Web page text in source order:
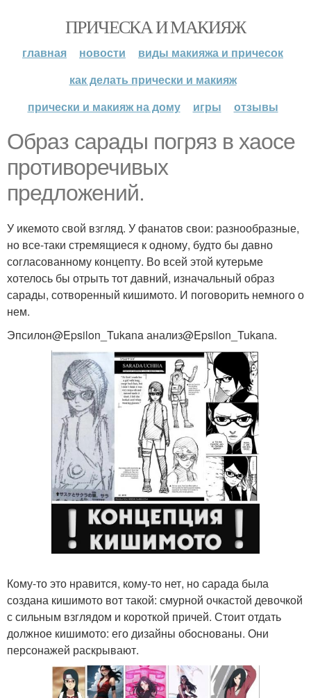
ПРИЧЕСКА И МАКИЯЖ
главная новости
виды макияжа и причесок
как делать прически и макияж
прически и макияж на дому
игры отзывы
Образ сарады погряз в хаосе
противоречивых
предложений.
У икемото свой взгляд. У фанатов свои: разнообразные,
но все-таки стремящиеся к одному, будто бы давно
согласованному концепту. Во всей этой кутерьме
хотелось бы отрыть тот давний, изначальный образ
сарады, сотворенный кишимото. И поговорить немного о
нем.
Эпсилон@Epsilon_Tukana анализ@Epsilon_Tukana.
Кому-то это нравится, кому-то нет, но сарада была
создана кишимото вот такой: смурной очкастой девочкой
с сильным взглядом и короткой причей. Стоит отдать
должное кишимото: его дизайны обоснованы. Они
персонажей раскрывают.